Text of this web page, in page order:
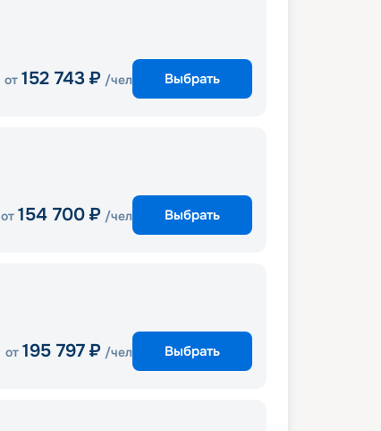
от 152 743 ₽ /чел Выбрать
от 154 700 ₽ /чел Выбрать
от 195 797 ₽ /чел Выбрать